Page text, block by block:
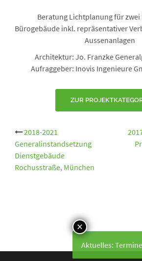
Beratung Lichtplanung für
Bürogebäude inkl. repräsentativer
Aussenanlagen
Architektur: Jo. Franzke
Aufraggeber: Inovis Ingenieure
ZUR
Beitrags-
Navigation
2018-2021
Generalinstandsetzung
Dienstgebäude
Rochusstraße, München
Aktuelles: